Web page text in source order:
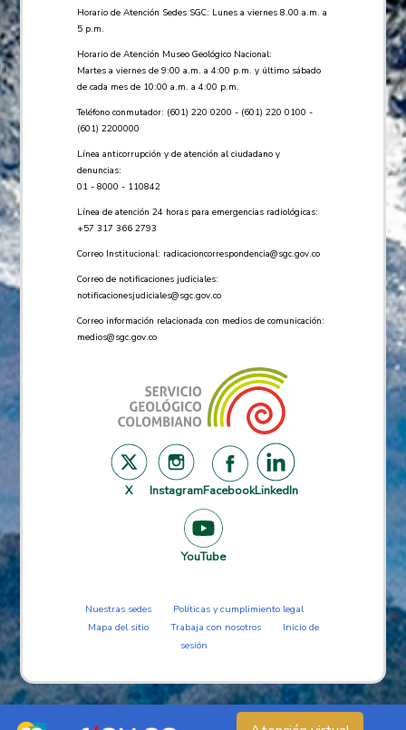
Horario de Atención Sedes SGC: Lunes a viernes 8.00 a.m. a
5 p.m.
Horario de Atención Museo Geológico Nacional:
Martes a viernes de 9:00 a.m. a 4:00 p.m. y último sábado
de cada mes de 10:00 a.m. a 4:00 p.m.
Teléfono conmutador: (601) 220 0200 - (601) 220 0100 -
(601) 2200000
Línea anticorrupción y de atención al ciudadano y
denuncias:
01 - 8000 - 110842
Línea de atención 24 horas para emergencias radiológicas:
+57 ​317 366 2793
Correo Institucional: radicacioncorrespondencia@sgc.gov.co
Correo de notificaciones judiciales:
notificacionesjudiciales@sgc.gov.co
Correo información relacionada con medios de comunicación:
medios@sgc.gov.co
X InstagramFacebookLinkedIn
YouTube
Nuestras sedes
Políticas y cumplimiento legal
Mapa del sitio
Trabaja con nosotros
Inicio de
sesión